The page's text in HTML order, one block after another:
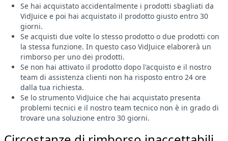
Se hai acquistato accidentalmente i prodotti sbagliati da
VidJuice e poi hai acquistato il prodotto giusto entro 30
giorni.
Se acquisti due volte lo stesso prodotto o due prodotti con
la stessa funzione. In questo caso VidJuice elaborerà un
rimborso per uno dei prodotti.
Se non hai attivato il prodotto dopo l'acquisto e il nostro
team di assistenza clienti non ha risposto entro 24 ore
dalla tua richiesta.
Se lo strumento VidJuice che hai acquistato presenta
problemi tecnici e il nostro team tecnico non è in grado di
trovare una soluzione entro 30 giorni.